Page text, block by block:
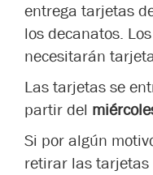
entrega tarjetas
los decanatos.
necesitarán
Las tarjetas se
partir del
Si por algún
retirar las tarjetas